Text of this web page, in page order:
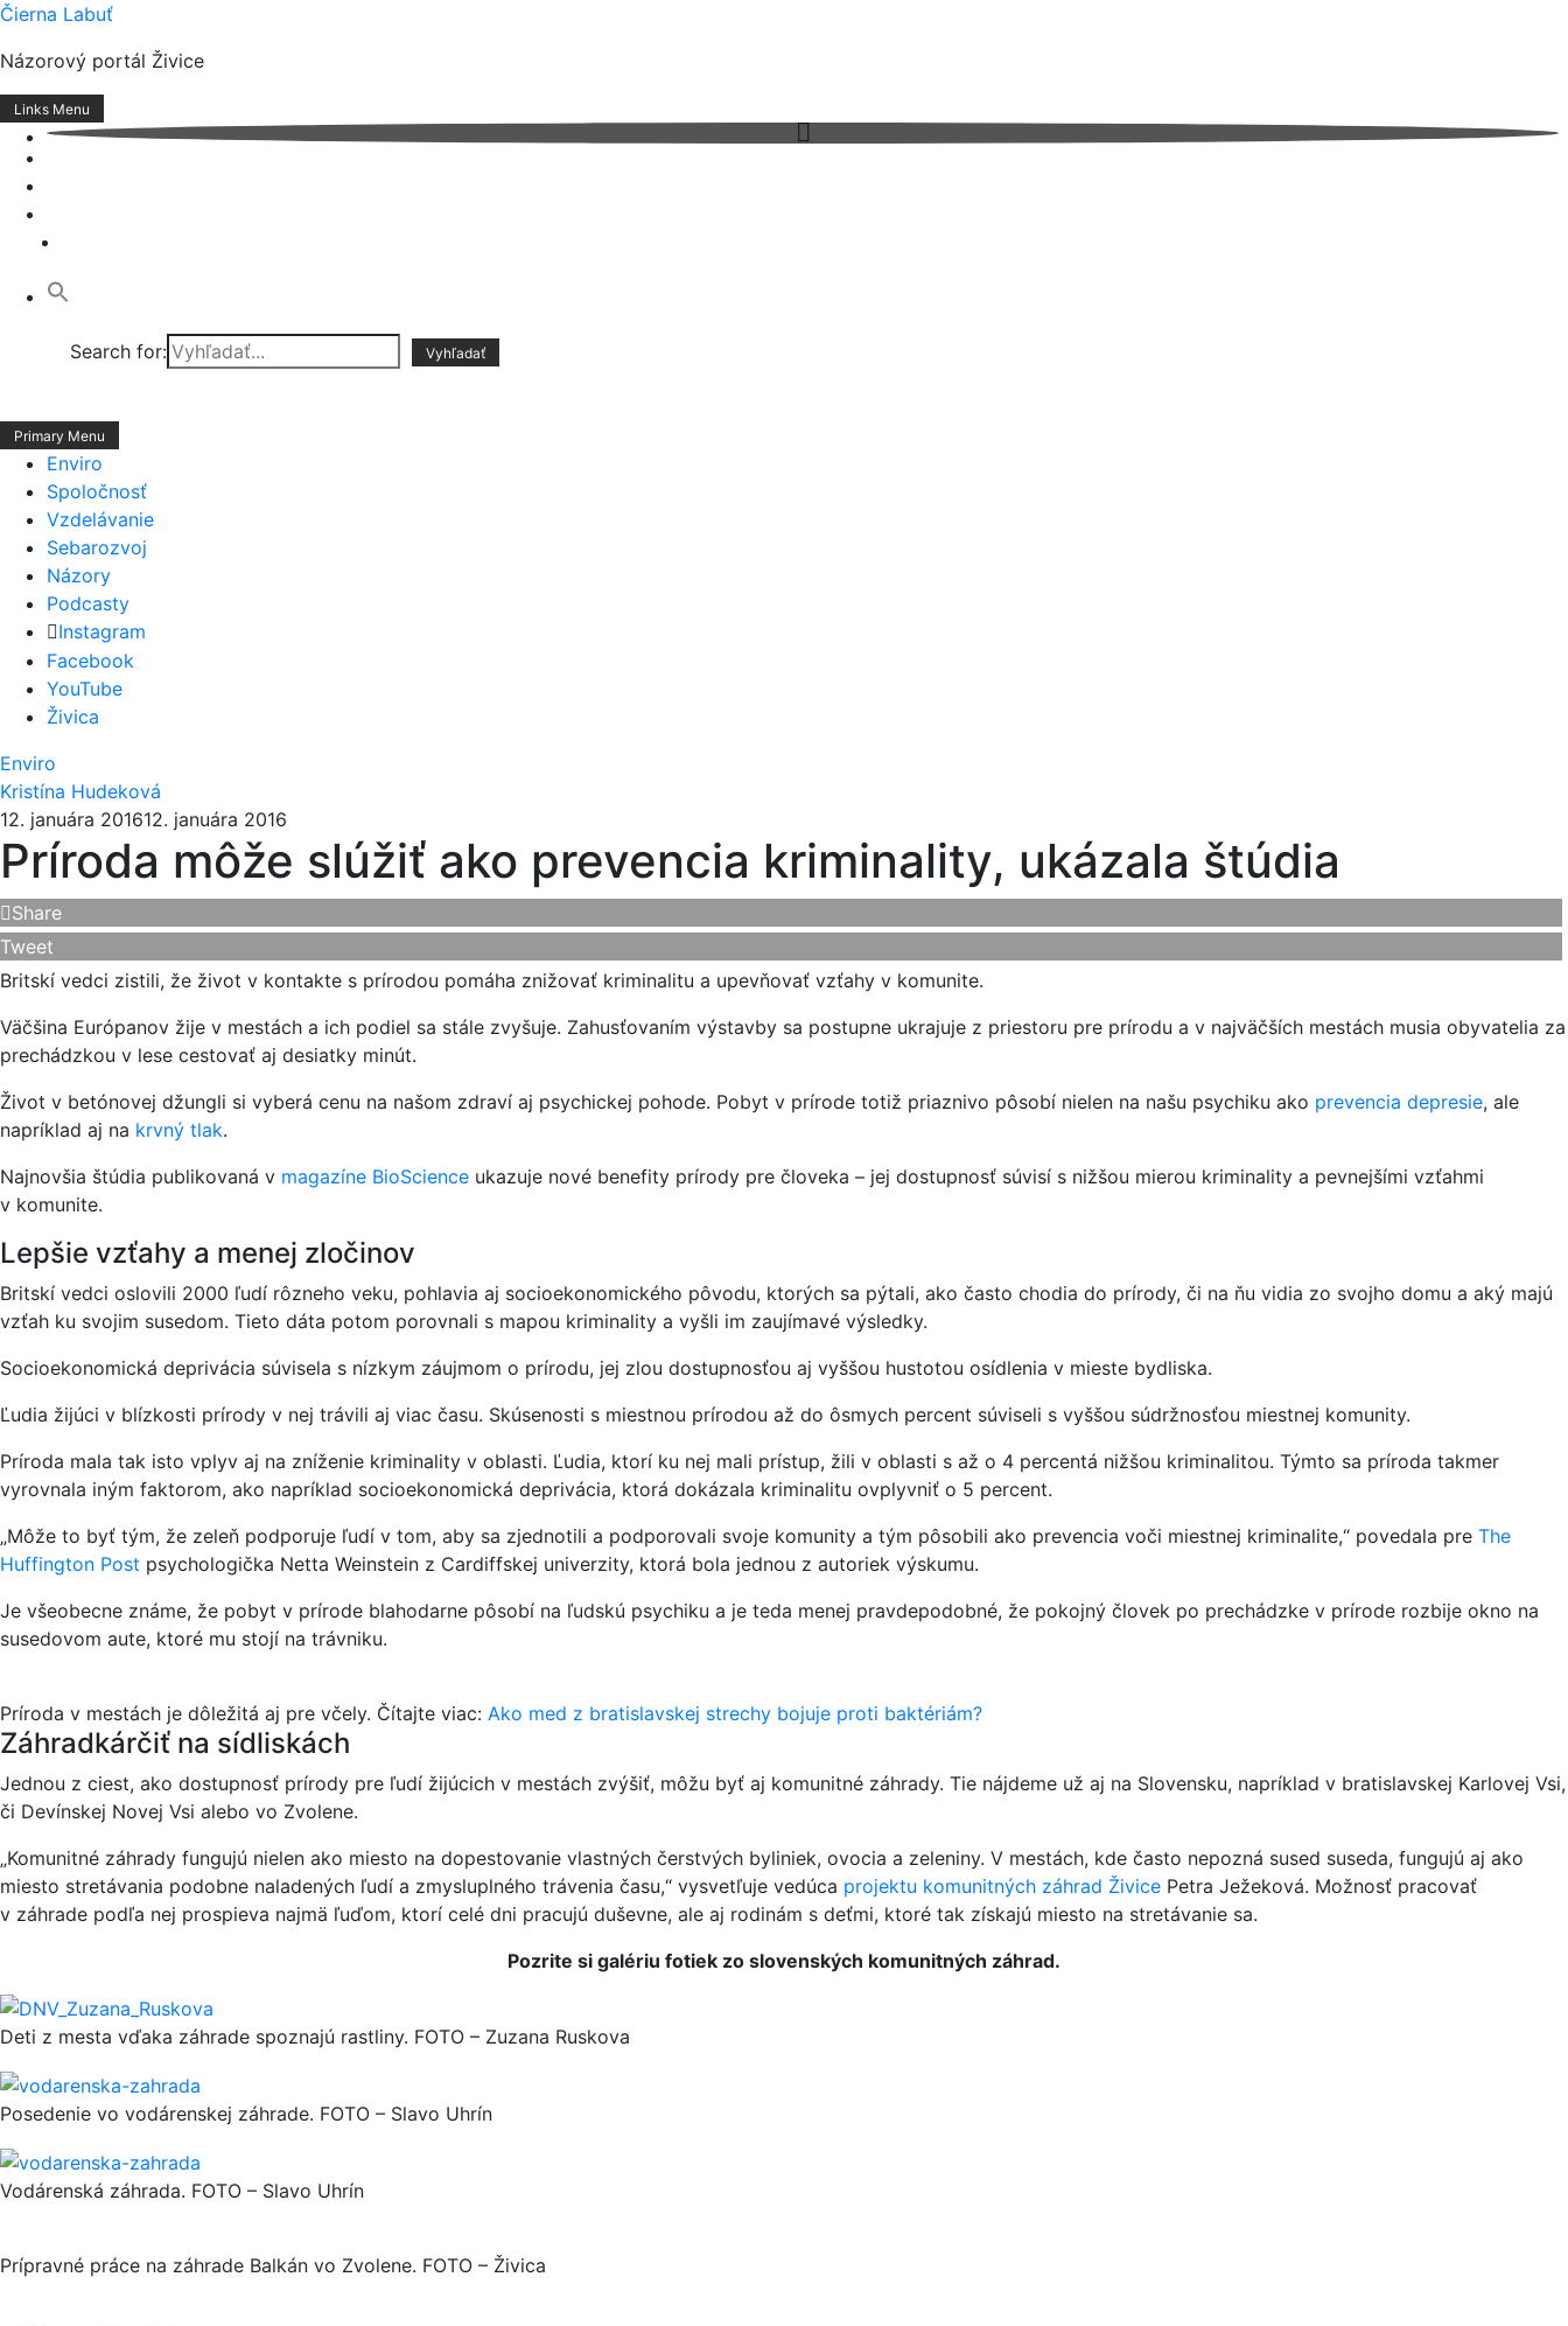
Skip
content
Čierna Labuť
Názorový portál Živice
Links Menu
Search for:
Primary Menu
Enviro
Spoločnosť
Vzdelávanie
Sebarozvoj
Názory
Podcasty
Instagram
Facebook
YouTube
Živica
Enviro
Kristína Hudeková
12. januára 201612. januára 2016
Príroda môže slúžiť ako prevencia kriminality, ukázala štúdia
Share
Tweet
Britskí vedci zistili, že život v kontakte s prírodou pomáha znižovať kriminalitu a upevňovať vzťahy v komunite.
Väčšina Európanov žije v mestách a ich podiel sa stále zvyšuje. Zahusťovaním výstavby sa postupne ukrajuje z priestoru pre prírodu a v najväčších mestách musia obyvatelia za
prechádzkou v lese cestovať aj desiatky minút.
Život v betónovej džungli si vyberá cenu na našom zdraví aj psychickej pohode. Pobyt v prírode totiž priaznivo pôsobí nielen na našu psychiku ako prevencia depresie, ale
napríklad aj na krvný tlak.
Najnovšia štúdia publikovaná v magazíne BioScience ukazuje nové benefity prírody pre človeka – jej dostupnosť súvisí s nižšou mierou kriminality a pevnejšími vzťahmi
v komunite.
Lepšie vzťahy a menej zločinov
Britskí vedci oslovili 2000 ľudí rôzneho veku, pohlavia aj socioekonomického pôvodu, ktorých sa pýtali, ako často chodia do prírody, či na ňu vidia zo svojho domu a aký majú
vzťah ku svojim susedom. Tieto dáta potom porovnali s mapou kriminality a vyšli im zaujímavé výsledky.
Socioekonomická deprivácia súvisela s nízkym záujmom o prírodu, jej zlou dostupnosťou aj vyššou hustotou osídlenia v mieste bydliska.
Ľudia žijúci v blízkosti prírody v nej trávili aj viac času. Skúsenosti s miestnou prírodou až do ôsmych percent súviseli s vyššou súdržnosťou miestnej komunity.
Príroda mala tak isto vplyv aj na zníženie kriminality v oblasti. Ľudia, ktorí ku nej mali prístup, žili v oblasti s až o 4 percentá nižšou kriminalitou. Týmto sa príroda takmer
vyrovnala iným faktorom, ako napríklad socioekonomická deprivácia, ktorá dokázala kriminalitu ovplyvniť o 5 percent.
„Môže to byť tým, že zeleň podporuje ľudí v tom, aby sa zjednotili a podporovali svoje komunity a tým pôsobili ako prevencia voči miestnej kriminalite,“ povedala pre The
Huffington Post psychologička Netta Weinstein z Cardiffskej univerzity, ktorá bola jednou z autoriek výskumu.
Je všeobecne známe, že pobyt v prírode blahodarne pôsobí na ľudskú psychiku a je teda menej pravdepodobné, že pokojný človek po prechádzke v prírode rozbije okno na
susedovom aute, ktoré mu stojí na trávniku.
Príroda v mestách je dôležitá aj pre včely. Čítajte viac: Ako med z bratislavskej strechy bojuje proti baktériám?
Záhradkárčiť na sídliskách
Jednou z ciest, ako dostupnosť prírody pre ľudí žijúcich v mestách zvýšiť, môžu byť aj komunitné záhrady. Tie nájdeme už aj na Slovensku, napríklad v bratislavskej Karlovej Vsi,
či Devínskej Novej Vsi alebo vo Zvolene.
„Komunitné záhrady fungujú nielen ako miesto na dopestovanie vlastných čerstvých byliniek, ovocia a zeleniny. V mestách, kde často nepozná sused suseda, fungujú aj ako
miesto stretávania podobne naladených ľudí a zmysluplného trávenia času,“ vysvetľuje vedúca projektu komunitných záhrad Živice Petra Ježeková. Možnosť pracovať
v záhrade podľa nej prospieva najmä ľuďom, ktorí celé dni pracujú duševne, ale aj rodinám s deťmi, ktoré tak získajú miesto na stretávanie sa.
Pozrite si galériu fotiek zo slovenských komunitných záhrad.
Deti z mesta vďaka záhrade spoznajú rastliny. FOTO – Zuzana Ruskova
Posedenie vo vodárenskej záhrade. FOTO – Slavo Uhrín
Vodárenská záhrada. FOTO – Slavo Uhrín
Prípravné práce na záhrade Balkán vo Zvolene. FOTO – Živica